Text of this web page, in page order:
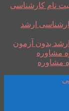
نام کارشناسی
ارشد
بدون آزمون
مشاوره
مشاوره